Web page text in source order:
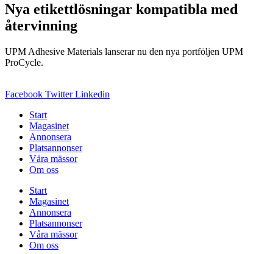
Nya etikettlösningar kompatibla med
återvinning
UPM Adhesive Materials lanserar nu den nya portföljen UPM
ProCycle.
Facebook Twitter Linkedin
Start
Magasinet
Annonsera
Platsannonser
Våra mässor
Om oss
Start
Magasinet
Annonsera
Platsannonser
Våra mässor
Om oss